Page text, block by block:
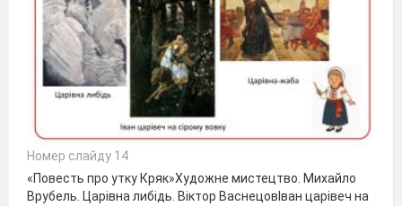
Номер слайду 14
«Повесть про утку Кряк»Художне мистецтво. Михайло
Врубель. Царівна либідь. Віктор ВаснецовІван царівеч на